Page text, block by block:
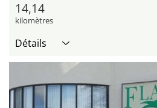
14,14
kilomètres
Détails